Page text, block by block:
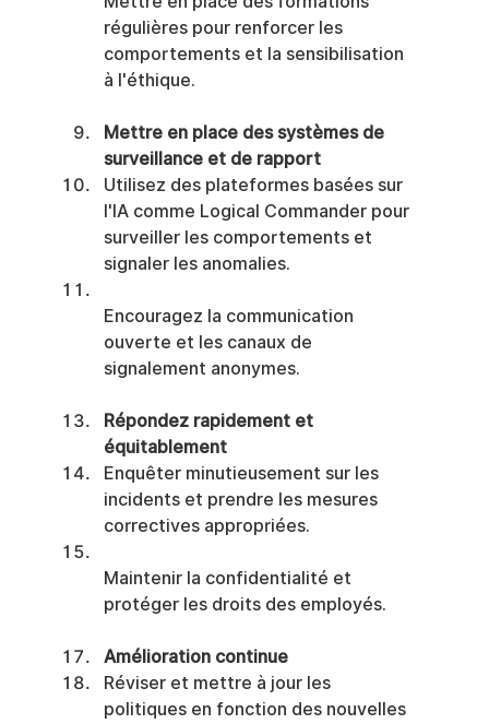
régulières pour renforcer les
comportements et la sensibilisation
à l'éthique.
Mettre en place des systèmes de
surveillance et de rapport
Utilisez des plateformes basées sur
l'IA comme Logical Commander pour
surveiller les comportements et
signaler les anomalies.
Encouragez la communication
ouverte et les canaux de
signalement anonymes.
Répondez rapidement et
équitablement
Enquêter minutieusement sur les
incidents et prendre les mesures
correctives appropriées.
Maintenir la confidentialité et
protéger les droits des employés.
Amélioration continue
Réviser et mettre à jour les
politiques en fonction des nouvelles